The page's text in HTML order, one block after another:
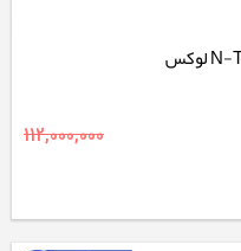
112,000,000